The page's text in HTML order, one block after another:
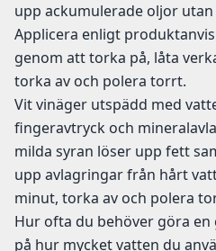
upp ackumulerade oljor
Applicera enligt
genom att torka på, låta
torka av och polera torrt.
Vit vinäger utspädd med
fingeravtryck och
milda syran löser upp fett
upp avlagringar från hårt
minut, torka av och polera
Hur ofta du behöver göra
på hur mycket vatten du